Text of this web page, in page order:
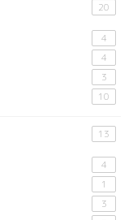
20
4
4
3
10
13
4
1
3